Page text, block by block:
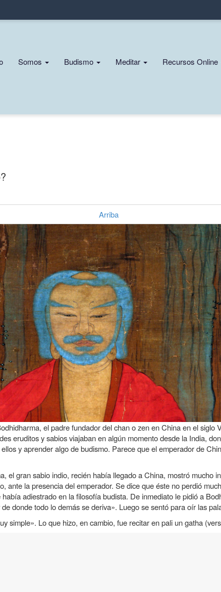
Somos Budismo Meditar Recursos Online
Arriba
el padre fundador del chan o zen en China en el
eruditos y sabios viajaban en algún momento desde la India,
y aprender algo de budismo. Parece que el emperador de
el gran sabio indio, recién había llegado a China, mostró mucho
ante la presencia del emperador. Se dice que éste no perdió
adiestrado en la filosofía budista. De inmediato le pidió a
donde todo lo demás se deriva». Luego se sentó para oír las
simple». Lo que hizo, en cambio, fue recitar en pali un gatha